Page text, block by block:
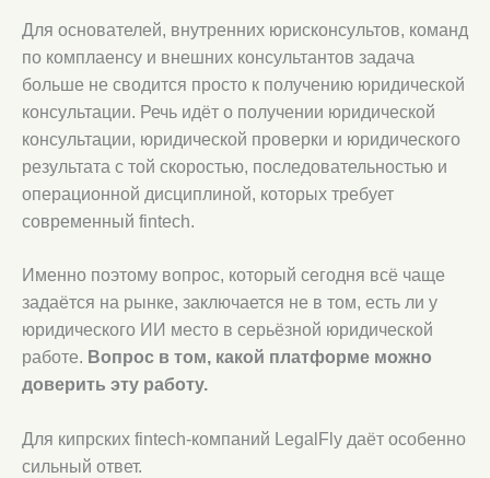
Для основателей, внутренних юрисконсультов, команд
по комплаенсу и внешних консультантов задача
больше не сводится просто к получению юридической
консультации. Речь идёт о получении юридической
консультации, юридической проверки и юридического
результата с той скоростью, последовательностью и
операционной дисциплиной, которых требует
современный fintech.
Именно поэтому вопрос, который сегодня всё чаще
задаётся на рынке, заключается не в том, есть ли у
юридического ИИ место в серьёзной юридической
работе. Вопрос в том, какой платформе можно
доверить эту работу.
Для кипрских fintech-компаний LegalFly даёт особенно
сильный ответ.